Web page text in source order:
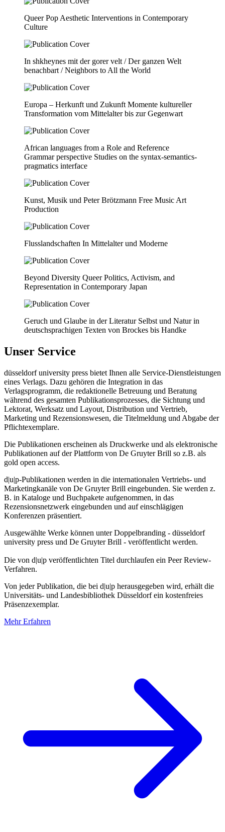
Queer Pop Aesthetic Interventions in Contemporary
Culture
In shkheynes mit der gorer velt / Der ganzen Welt
benachbart / Neighbors to All the World
Europa – Herkunft und Zukunft Momente kultureller
Transformation vom Mittelalter bis zur Gegenwart
African languages from a Role and Reference
Grammar perspective Studies on the syntax-semantics-
pragmatics interface
Kunst, Musik und Peter Brötzmann Free Music Art
Production
Flusslandschaften In Mittelalter und Moderne
Beyond Diversity Queer Politics, Activism, and
Representation in Contemporary Japan
Geruch und Glaube in der Literatur Selbst und Natur in
deutschsprachigen Texten von Brockes bis Handke
Unser Service
düsseldorf university press bietet Ihnen alle Service-Dienstleistungen
eines Verlags. Dazu gehören die Integration in das
Verlagsprogramm, die redaktionelle Betreuung und Beratung
während des gesamten Publikationsprozesses, die Sichtung und
Lektorat, Werksatz und Layout, Distribution und Vertrieb,
Marketing und Rezensionswesen, die Titelmeldung und Abgabe der
Pflichtexemplare.
Die Publikationen erscheinen als Druckwerke und als elektronische
Publikationen auf der Plattform von De Gruyter Brill so z.B. als
gold open access.
d|u|p-Publikationen werden in die internationalen Vertriebs- und
Marketingkanäle von De Gruyter Brill eingebunden. Sie werden z.
B. in Kataloge und Buchpakete aufgenommen, in das
Rezensionsnetzwerk eingebunden und auf einschlägigen
Konferenzen präsentiert.
Ausgewählte Werke können unter Doppelbranding - düsseldorf
university press und De Gruyter Brill - veröffentlicht werden.
Die von d|u|p veröffentlichten Titel durchlaufen ein Peer Review-
Verfahren.
Von jeder Publikation, die bei d|u|p herausgegeben wird, erhält die
Universitäts- und Landesbibliothek Düsseldorf ein kostenfreies
Präsenzexemplar.
Mehr Erfahren